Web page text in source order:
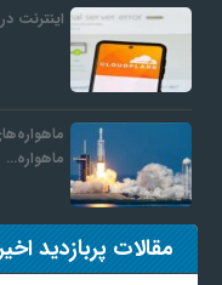
اینترنت
ماهواره…
مقالات پربازدید